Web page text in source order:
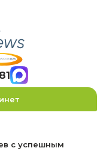
с успешным